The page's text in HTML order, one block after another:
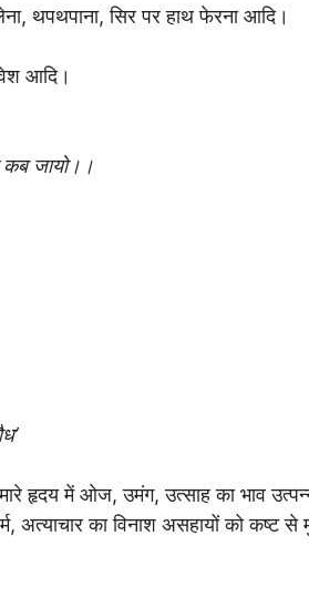
थपथपाना, सिर पर हाथ फेरना आदि।
आदि।
कब जायो।।
हृदय में ओज, उमंग, उत्साह का भाव
अत्याचार का विनाश असहायों को कष्ट से